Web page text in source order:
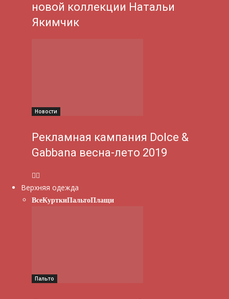
новой коллекции Натальи
Якимчик
Новости
Рекламная кампания Dolce &
Gabbana весна-лето 2019
Верхняя одежда
ВсеКурткиПальтоПлащи
Пальто